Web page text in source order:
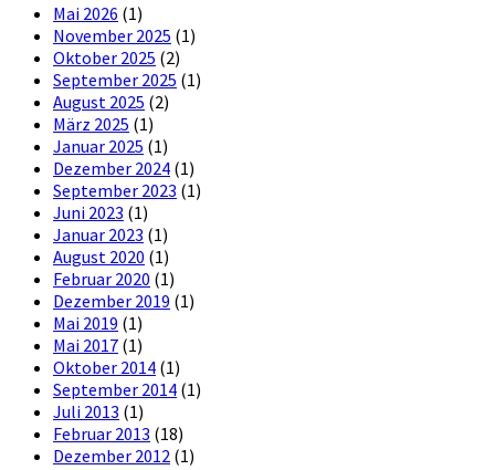
Mai 2026 (1)
November 2025 (1)
Oktober 2025 (2)
September 2025 (1)
August 2025 (2)
März 2025 (1)
Januar 2025 (1)
Dezember 2024 (1)
September 2023 (1)
Juni 2023 (1)
Januar 2023 (1)
August 2020 (1)
Februar 2020 (1)
Dezember 2019 (1)
Mai 2019 (1)
Mai 2017 (1)
Oktober 2014 (1)
September 2014 (1)
Juli 2013 (1)
Februar 2013 (18)
Dezember 2012 (1)